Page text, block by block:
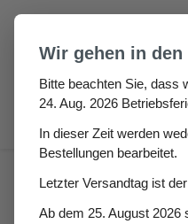
Zum Hauptinhalt springen
Auto / Wohnmobil / Boot
Wir gehen in
Bitte beachten Sie, dass
24. Aug. 2026
In dieser Zeit werden
Bestellungen bearbeitet.
Letzter Versandtag ist
Ab dem 25. August 2026